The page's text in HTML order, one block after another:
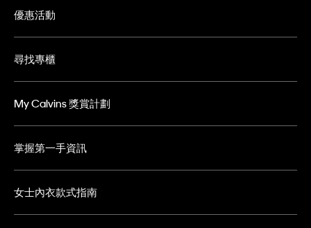
優惠活動
尋找專櫃
My Calvins 獎賞計劃
掌握第一手資訊
女士內衣款式指南